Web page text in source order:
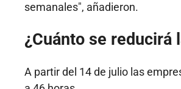
semanales", añadieron.
¿Cuánto se reducirá
A partir del 14 de julio las